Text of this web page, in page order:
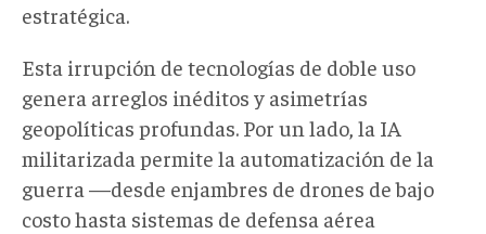
estratégica.
Esta irrupción de tecnologías de doble uso
genera arreglos inéditos y asimetrías
geopolíticas profundas. Por un lado, la IA
militarizada permite la automatización de la
guerra —desde enjambres de drones de bajo
costo hasta sistemas de defensa aérea